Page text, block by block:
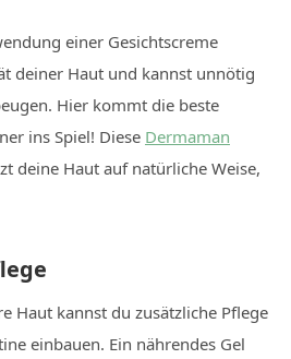
einer Gesichtscreme
deiner Haut und kannst unnötig
Hier kommt die beste
ins Spiel! Diese Dermaman
deine Haut auf natürliche Weise,
Haut kannst du zusätzliche Pflege
einbauen. Ein nährendes Gel